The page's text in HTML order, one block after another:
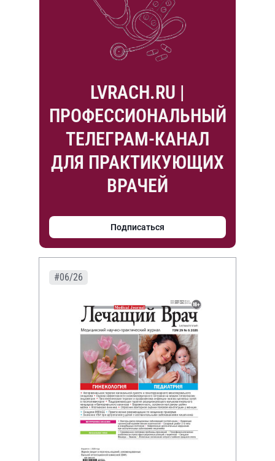
LVRACH.RU |
ПРОФЕССИОНАЛЬНЫЙ
ТЕЛЕГРАМ-КАНАЛ
ДЛЯ ПРАКТИКУЮЩИХ
ВРАЧЕЙ
Подписаться
#06/26